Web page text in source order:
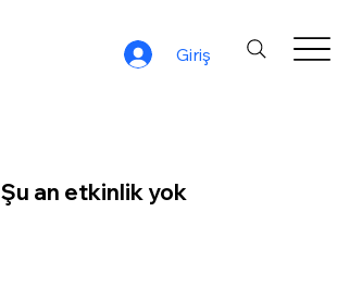
Giriş
Şu an etkinlik yok